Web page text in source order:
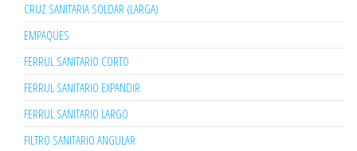
CRUZ SANITARIA SOLDAR (LARGA)
EMPAQUES
FERRUL SANITARIO CORTO
FERRUL SANITARIO EXPANDIR
FERRUL SANITARIO LARGO
FILTRO SANITARIO ANGULAR